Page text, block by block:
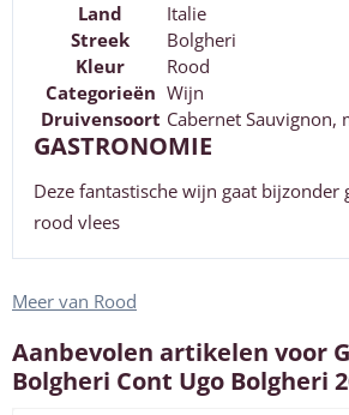
Land
Italie
Streek
Bolgheri
Kleur
Rood
Categorieën Wijn
Druivensoort Cabernet Sauvignon,
GASTRONOMIE
Deze fantastische wijn gaat bijzonder
rood vlees
Meer van Rood
Aanbevolen artikelen voor
Bolgheri Cont Ugo Bolgheri